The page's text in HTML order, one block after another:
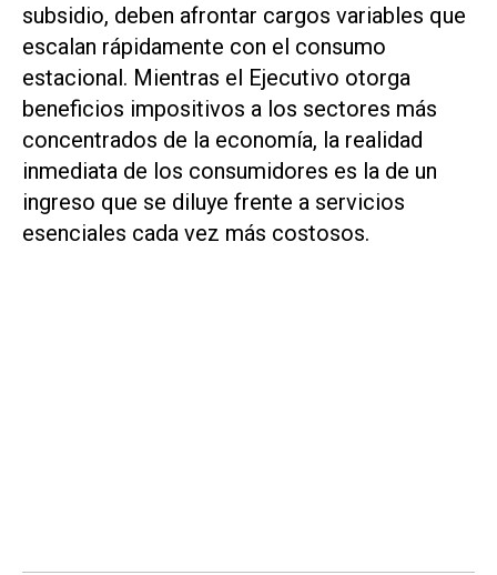
subsidio, deben afrontar cargos variables que
escalan rápidamente con el consumo
estacional. Mientras el Ejecutivo otorga
beneficios impositivos a los sectores más
concentrados de la economía, la realidad
inmediata de los consumidores es la de un
ingreso que se diluye frente a servicios
esenciales cada vez más costosos.